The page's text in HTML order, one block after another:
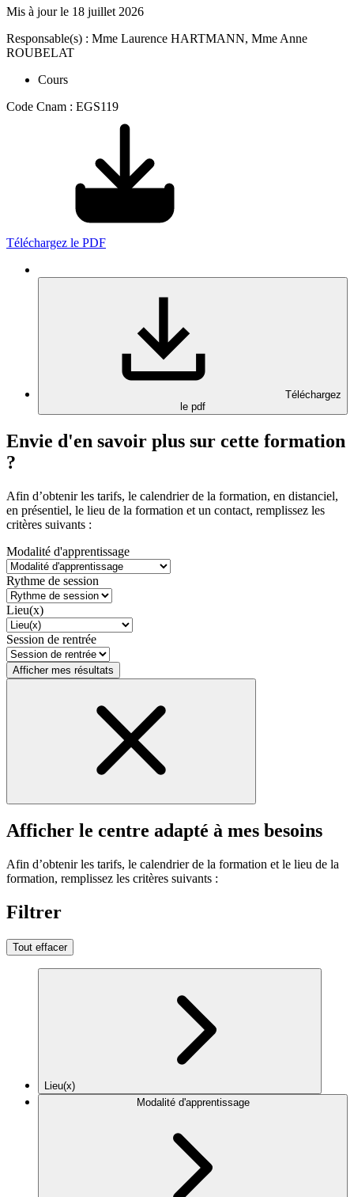
Mis à jour le 18 juillet 2026
Responsable(s) : Mme Laurence HARTMANN, Mme Anne
ROUBELAT
Cours
Code Cnam : EGS119
Téléchargez le PDF
Téléchargez
le pdf
Envie d'en savoir plus sur cette formation
?
Afin d’obtenir les tarifs, le calendrier de la formation, en distanciel,
en présentiel, le lieu de la formation et un contact, remplissez les
critères suivants :
Modalité d'apprentissage
Rythme de session
Lieu(x)
Session de rentrée
Afficher mes résultats
Afficher le centre adapté à mes besoins
Afin d’obtenir les tarifs, le calendrier de la formation et le lieu de la
formation, remplissez les critères suivants :
Filtrer
Tout effacer
Lieu(x)
Modalité d'apprentissage